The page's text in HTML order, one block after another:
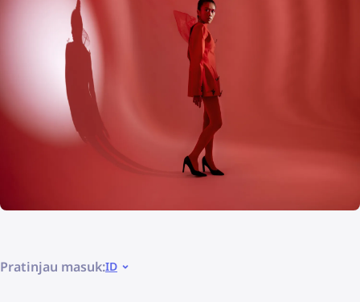
Pratinjau masuk:ID